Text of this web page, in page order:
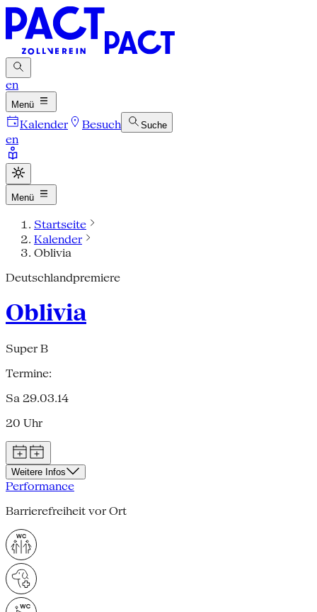
en
Menü
Kalender Besuch Suche
en
Menü
Startseite
Kalender
Oblivia
Deutschlandpremiere
Oblivia
Super B
Termine:
Sa 29.03.14
20 Uhr
Weitere Infos
Performance
Barrierefreiheit vor Ort